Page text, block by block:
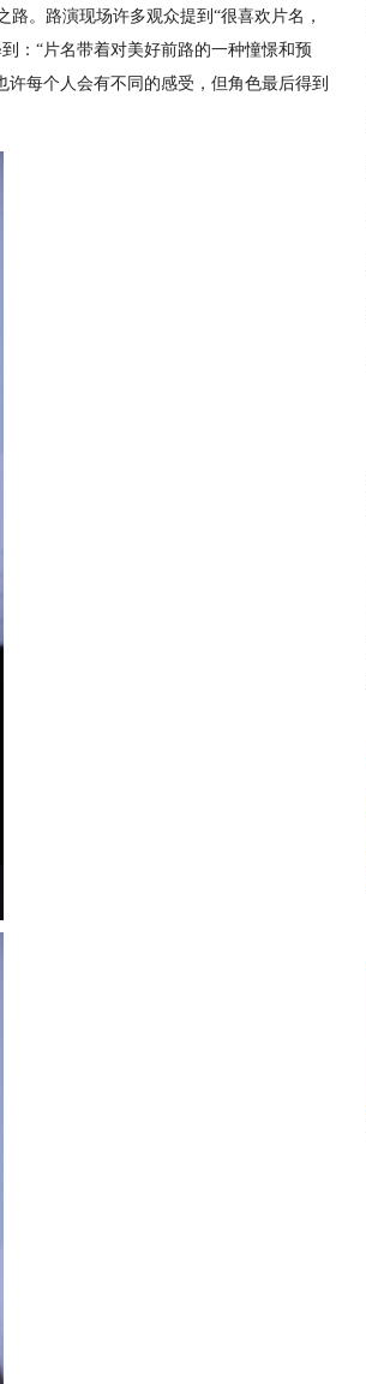
。路演现场许多观众提到“很喜欢片名，
：“片名带着对美好前路的一种憧憬和预
每个人会有不同的感受，但角色最后得到